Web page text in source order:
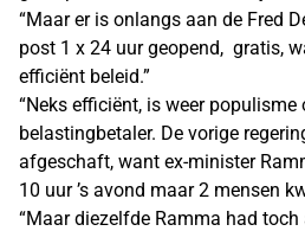
“Maar er is onlangs aan de Fred
post 1 x 24 uur geopend, gratis,
efficiënt beleid.”
“Neks efficiënt, is weer populisme
belastingbetaler. De vorige
afgeschaft, want ex-minister
10 uur ’s avond maar 2 mensen
“Maar diezelfde Ramma had